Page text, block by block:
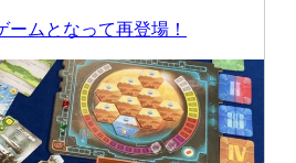
ームとなって再登場！